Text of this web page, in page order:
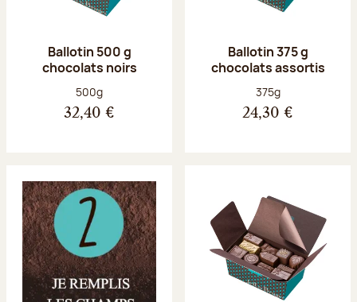
Ballotin 500 g
chocolats noirs
Poids net :
500g
32,40 €
Ballotin 375 g
chocolats assortis
Poids net :
375g
24,30 €